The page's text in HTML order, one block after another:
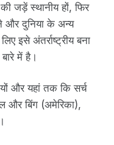
जड़ें स्थानीय हों, फिर
और दुनिया के अन्य
इसे अंतर्राष्ट्रीय बना
में है।
और यहां तक कि सर्च
और बिंग (अमेरिका),